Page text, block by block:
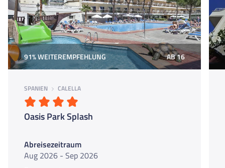
91% WEITEREMPFEHLUNG AB 16
SPANIEN CALELLA
Oasis Park Splash
Abreisezeitraum
Aug 2026 - Sep 2026